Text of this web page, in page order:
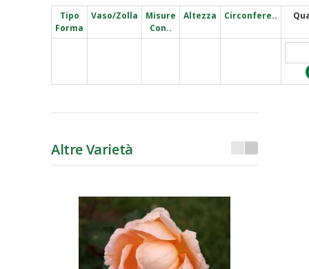
Tipo
Forma
Vaso/Zolla
Misure
Con..
Altezza Circonfere..
Altre Varietà